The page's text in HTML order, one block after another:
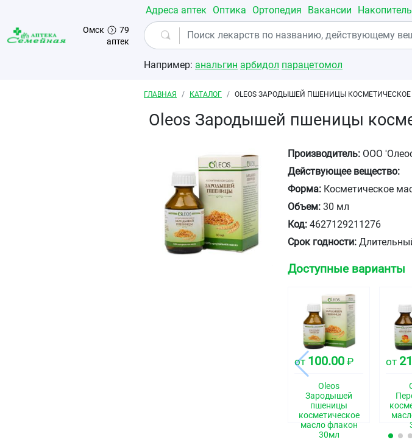
Перейти к основному содержанию
Омск
79
аптек
Адреса аптек Оптика Ортопедия Вакансии
Например: анальгин арбидол парацетомол
Строка навигации
ГЛАВНАЯ КАТАЛОГ OLEOS ЗАРОДЫШЕЙ ПШЕНИЦЫ
Oleos Зародышей пшеницы
Производитель: ООО
Действующее вещество:
Форма: Косметическое
Объем: 30 мл
Код: 4627129211276
Срок годности:
Доступные варианты
от 100.00 ₽
Oleos
Зародышей
пшеницы
косметическое
масло флакон
30мл
от